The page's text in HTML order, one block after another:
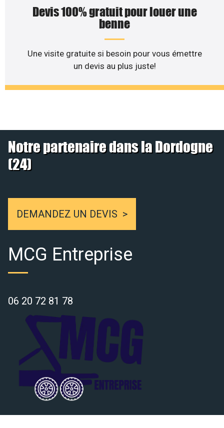
Devis 100% gratuit pour louer une
benne
Une visite gratuite si besoin pour vous émettre
un devis au plus juste!
Notre partenaire dans la Dordogne
(24)
DEMANDEZ UN DEVIS
MCG Entreprise
06 20 72 81 78